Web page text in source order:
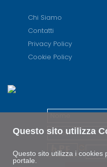
Questo sito utilizza
Questo sito utilizza i cookies
portale.
Chi Siamo
Contatti
Privacy Policy
Cookie Policy